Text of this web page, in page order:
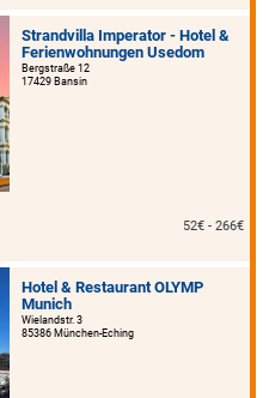
Strandvilla Imperator - Hotel &
Ferienwohnungen Usedom
Bergstraße 12
17429 Bansin
52€ - 266€
Hotel & Restaurant OLYMP
Munich
Wielandstr. 3
85386 München-Eching